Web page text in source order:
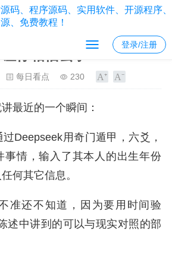
登录/注册
每日看点 230
最近的一个瞬间：
Deepseek用奇门遁甲，六爻，
事情，输入了其本人的出生年份
何其它信息。
准还不知道，因为要用时间验
述中讲到的可以与现实对照的部